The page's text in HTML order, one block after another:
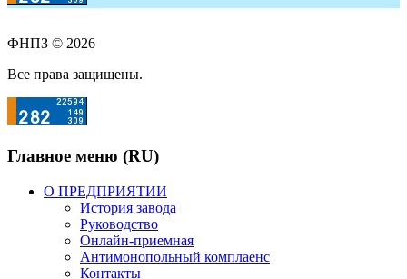
ФНПЗ © 2026
Все права защищены.
Главное меню (RU)
О ПРЕДПРИЯТИИ
История завода
Руководство
Онлайн-приемная
Антимонопольный комплаенс
Контакты